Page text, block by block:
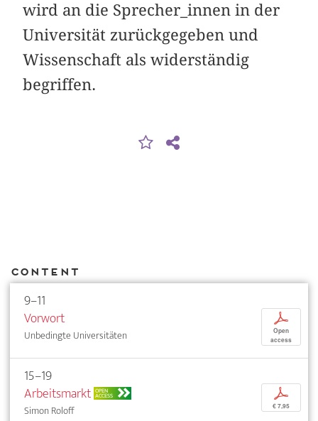
wird an die Sprecher_innen in der
Universität zurückgegeben und
Wissenschaft als widerständig
begriffen.
Content
9–11
Vorwort
Unbedingte Universitäten
p
Open
access
15–19
Arbeitsmarkt OPEN
ACCESS
Simon Roloff
p
€ 7,95